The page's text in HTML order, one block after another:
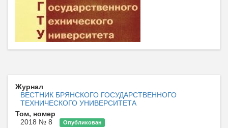
Журнал
ВЕСТНИК БРЯНСКОГО ГОСУДАРСТВЕННОГО
ТЕХНИЧЕСКОГО УНИВЕРСИТЕТА
Том, номер
2018 № 8
Опубликован